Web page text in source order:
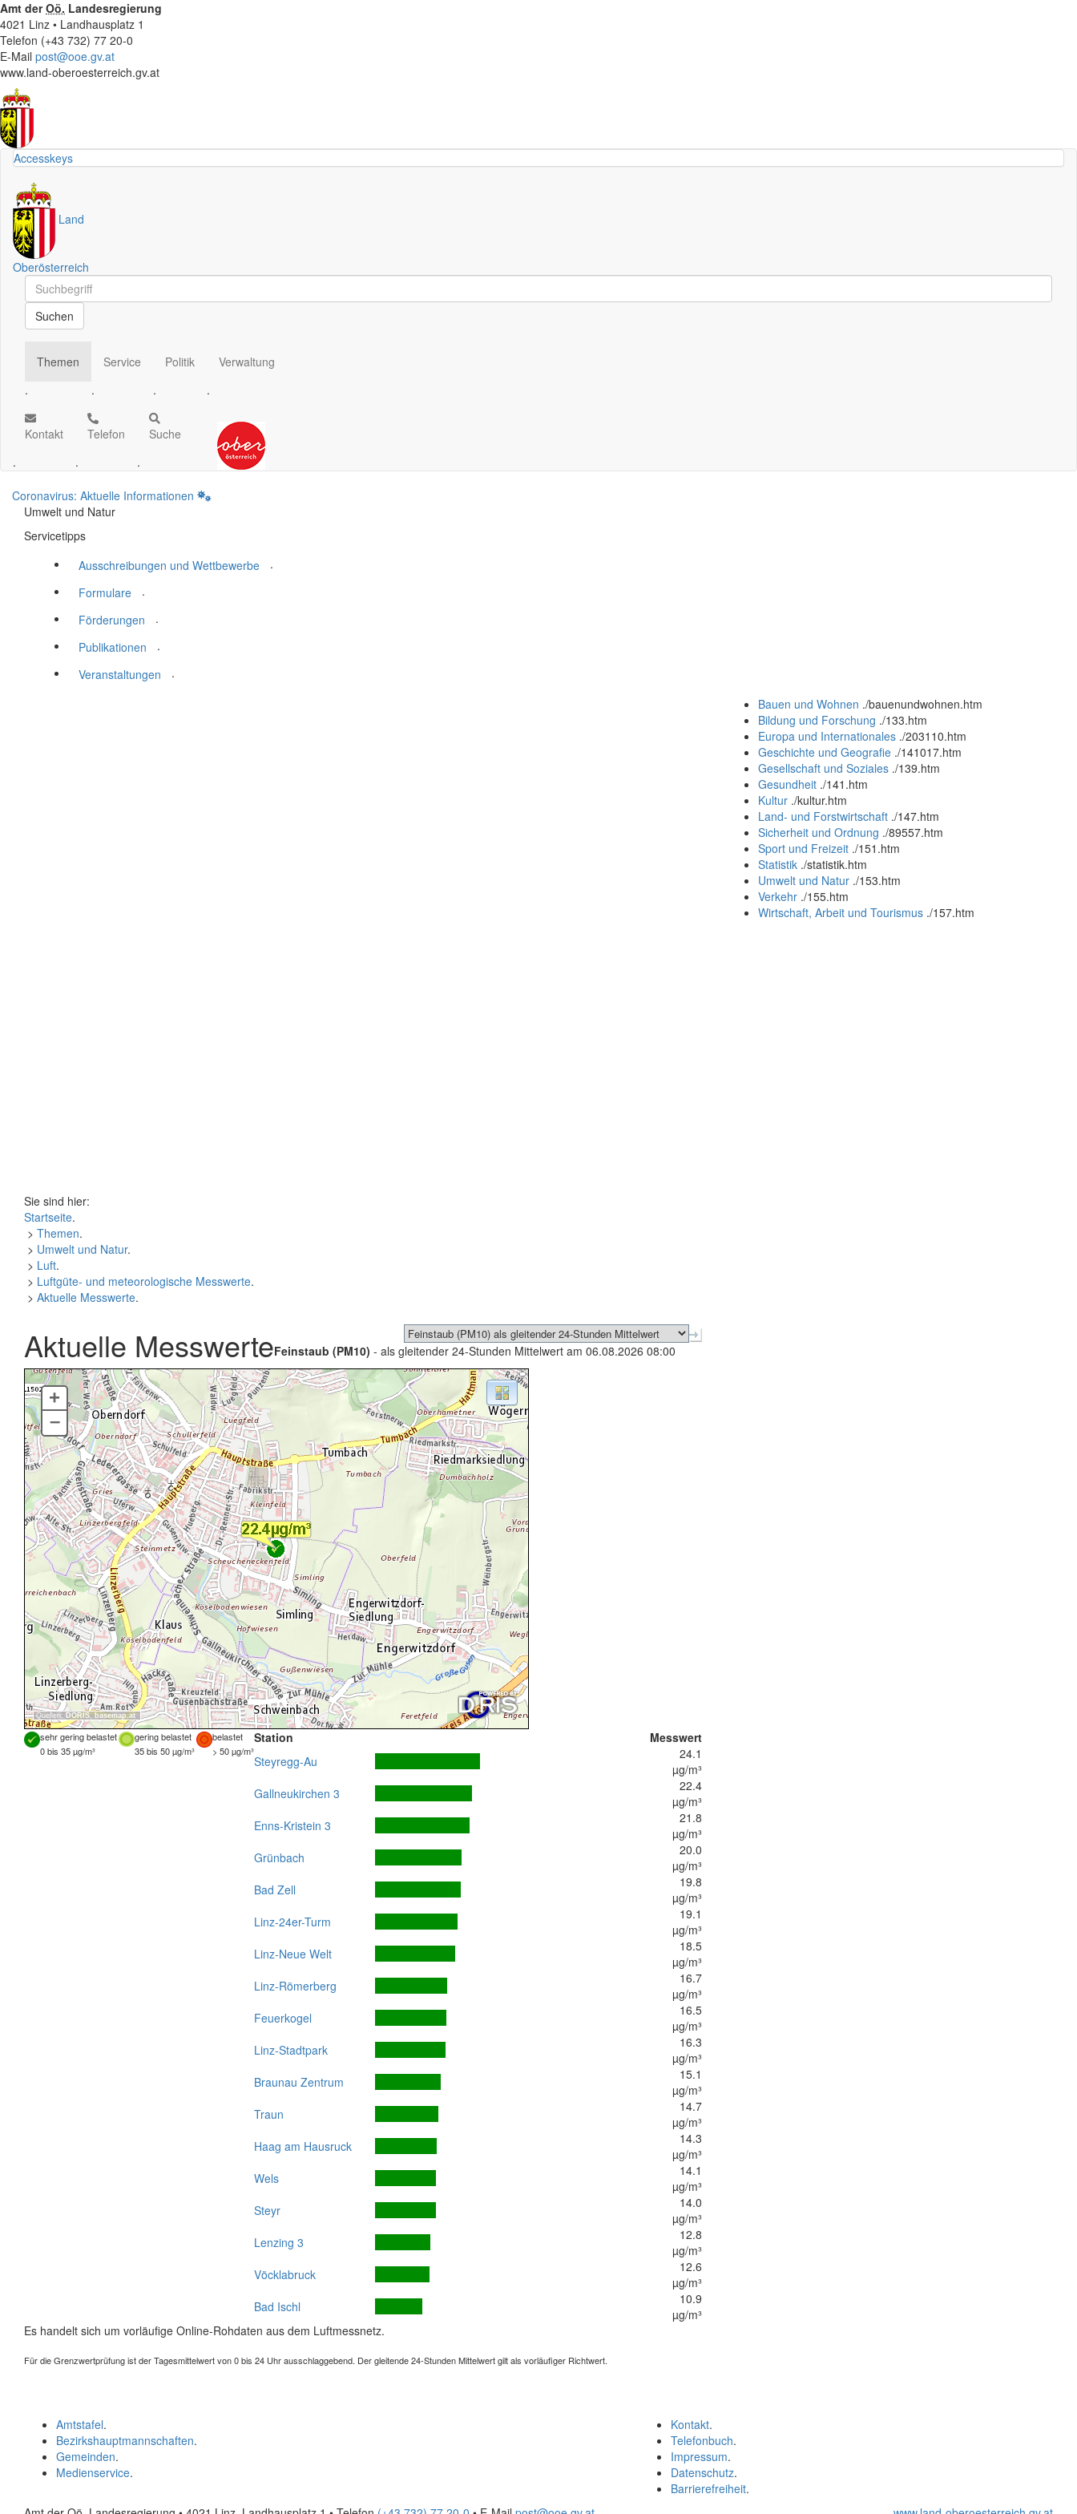
Amt derOö. Landesregierung
4021 Linz • Landhausplatz 1
Telefon (+43 732) 77 20-0
E-Mail post@ooe.gv.at
www.land-oberoesterreich.gv.at
Accesskeys
Land
Oberösterreich
Schnellsuche
Schnellsuche
Suchen
Themen
.
Service
.
Politik
.
Verwaltung
.
Kontakt
.
Telefon
.
Suche
.
Coronavirus: Aktuelle Informationen
Umwelt und Natur
Servicetipps
Ausschreibungen und Wettbewerbe
.
Formulare
.
Förderungen
.
Publikationen
.
Veranstaltungen
.
Bauen und Wohnen ./bauenundwohnen.htm
Bildung und Forschung ./133.htm
Europa und Internationales ./203110.htm
Geschichte und Geografie ./141017.htm
Gesellschaft und Soziales ./139.htm
Gesundheit ./141.htm
Kultur ./kultur.htm
Land- und Forstwirtschaft ./147.htm
Sicherheit und Ordnung ./89557.htm
Sport und Freizeit ./151.htm
Statistik ./statistik.htm
Umwelt und Natur ./153.htm
Verkehr ./155.htm
Wirtschaft, Arbeit und Tourismus ./157.htm
Sie sind hier:
Startseite.
> Themen.
> Umwelt und Natur.
> Luft.
> Luftgüte- und meteorologische Messwerte.
> Aktuelle Messwerte.
Aktuelle MesswerteFeinstaub (PM10) - als gleitender 24-Stunden Mittelwert am 06.08.2026 08:00
Quellen: DORIS, basemap.at
+
–
sehr gering belastet gering belastet
belastet
0 bis 35 µg/m³
35 bis 50 µg/m³ > 50 µg/m³
Station
Messwert
Steyregg-Au
24.1
µg/m³
Gallneukirchen 3
22.4
µg/m³
Enns-Kristein 3
21.8
µg/m³
Grünbach
20.0
µg/m³
Bad Zell
19.8
µg/m³
Linz-24er-Turm
19.1
µg/m³
Linz-Neue Welt
18.5
µg/m³
Linz-Römerberg
16.7
µg/m³
Feuerkogel
16.5
µg/m³
Linz-Stadtpark
16.3
µg/m³
Braunau Zentrum
15.1
µg/m³
Traun
14.7
µg/m³
Haag am Hausruck
14.3
µg/m³
Wels
14.1
µg/m³
Steyr
14.0
µg/m³
Lenzing 3
12.8
µg/m³
Vöcklabruck
12.6
µg/m³
Bad Ischl
10.9
µg/m³
Es handelt sich um vorläufige Online-Rohdaten aus dem Luftmessnetz.
Für die Grenzwertprüfung ist der Tagesmittelwert von 0 bis 24 Uhr ausschlaggebend. Der gleitende 24-Stunden Mittelwert gilt als vorläufiger Richtwert.
Kontakt.
Telefonbuch.
Impressum.
Datenschutz.
Barrierefreiheit.
Amtstafel.
Bezirkshauptmannschaften.
Gemeinden.
Medienservice.